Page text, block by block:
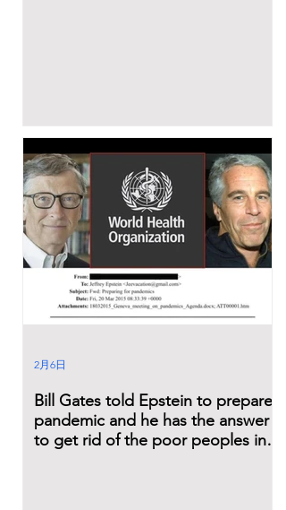
Bill Gates told Epstein to prepare
pandemic and he has the answer
to get rid of the poor peoples in a
2月6日